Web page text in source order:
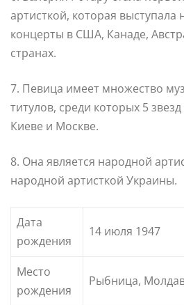
артисткой, которая выступала
концерты в США, Канаде,
странах.
7. Певица имеет множество
титулов, среди которых 5
Киеве и Москве.
8. Она является народной
народной артисткой Украины.
Дата
рождения
14 июля 1947
Место
рождения
Рыбница,